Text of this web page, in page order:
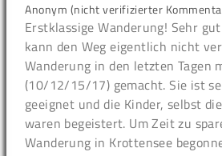
Anonym (nicht verifizierter
Erstklassige Wanderung! Sehr
kann den Weg eigentlich nicht
Wanderung in den letzten Tagen
(10/12/15/17) gemacht. Sie ist
geeignet und die Kinder, selbst
waren begeistert. Um Zeit zu
Wanderung in Krottensee